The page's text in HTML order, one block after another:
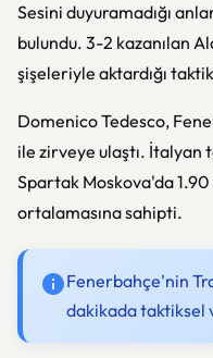
Sesini duyuramadığı
bulundu. 3-2 kazanılan
şişeleriyle aktardığı
Domenico Tedesco,
ile zirveye ulaştı.
Spartak Moskova'da
ortalamasına sahipti.
Fenerbahçe'nin
dakikada taktiksel